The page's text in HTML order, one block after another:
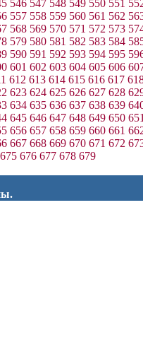
546 547 548 549 550 551
557 558 559 560 561 562
568 569 570 571 572 573
579 580 581 582 583 584
590 591 592 593 594 595
601 602 603 604 605 606
612 613 614 615 616 617
623 624 625 626 627 628
634 635 636 637 638 639
645 646 647 648 649 650
656 657 658 659 660 661
667 668 669 670 671 672
675 676 677 678 679